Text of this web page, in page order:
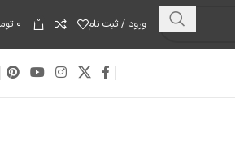
ورود / ثبت نام 0 ۰